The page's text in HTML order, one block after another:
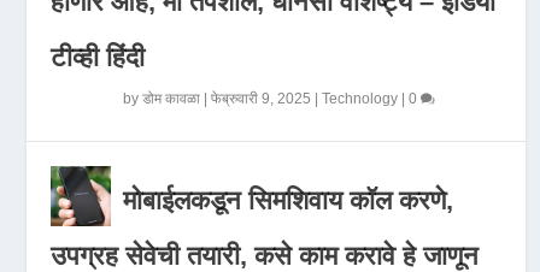
टीव्ही हिंदी
byडोम कावळा |फेब्रुवारी 9, 2025 |Technology |0
मोबाईलकडून सिमशिवाय कॉल करणे,
उपग्रह सेवेची तयारी, कसे काम करावे हे जाणून